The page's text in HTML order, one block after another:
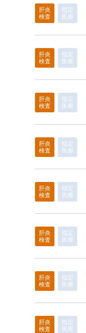
肝炎
検査
指定
医療
肝炎
検査
指定
医療
肝炎
検査
指定
医療
肝炎
検査
指定
医療
肝炎
検査
指定
医療
肝炎
検査
指定
医療
肝炎
検査
指定
医療
肝炎
検査
指定
医療